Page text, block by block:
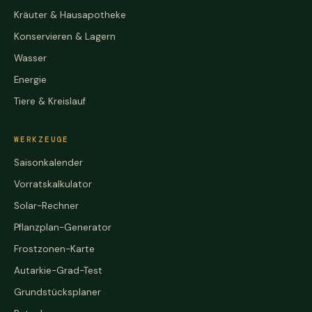
Kräuter & Hausapotheke
Konservieren & Lagern
Wasser
Energie
Tiere & Kreislauf
WERKZEUGE
Saisonkalender
Vorratskalkulator
Solar-Rechner
Pflanzplan-Generator
Frostzonen-Karte
Autarkie-Grad-Test
Grundstücksplaner